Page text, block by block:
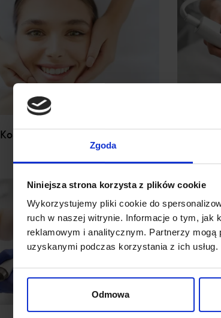
Zgoda
Niniejsza strona korzysta z plików cookie
Wykorzystujemy pliki cookie do
ruch w naszej witrynie. Informacje o tym, jak
reklamowym i analitycznym. Partnerzy mogą
uzyskanymi podczas korzystania z ich usług.
Odmowa
Kosmetologia I stopnia